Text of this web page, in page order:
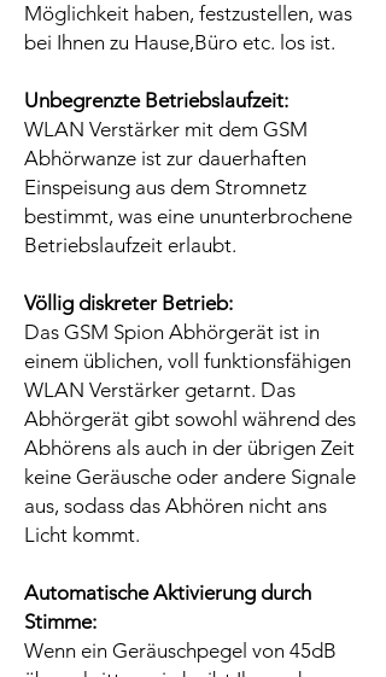
Möglichkeit haben, festzustellen, was
bei Ihnen zu Hause,Büro etc. los ist.
Unbegrenzte Betriebslaufzeit:
WLAN Verstärker mit dem GSM
Abhörwanze ist zur dauerhaften
Einspeisung aus dem Stromnetz
bestimmt, was eine ununterbrochene
Betriebslaufzeit erlaubt.
Völlig diskreter Betrieb:
Das GSM Spion Abhörgerät ist in
einem üblichen, voll funktionsfähigen
WLAN Verstärker getarnt. Das
Abhörgerät gibt sowohl während des
Abhörens als auch in der übrigen Zeit
keine Geräusche oder andere Signale
aus, sodass das Abhören nicht ans
Licht kommt.
Automatische Aktivierung durch
Stimme:
Wenn ein Geräuschpegel von 45dB